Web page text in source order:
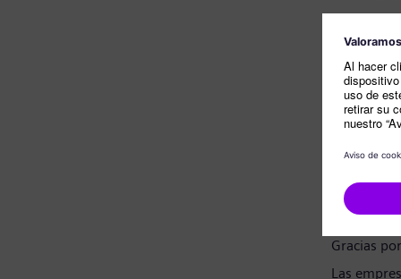
No
No
Nota
Estimado
Gracias
Las